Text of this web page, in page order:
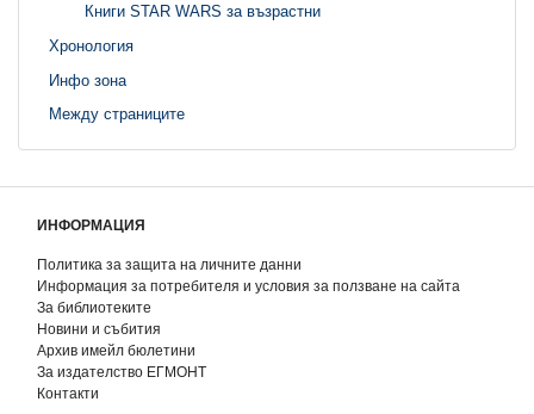
Книги STAR WARS за възрастни
Хронология
Инфо зона
Между страниците
ИНФОРМАЦИЯ
Политика за защита на личните данни
Информация за потребителя и условия за ползване на сайта
За библиотеките
Новини и събития
Архив имейл бюлетини
За издателство ЕГМОНТ
Контакти